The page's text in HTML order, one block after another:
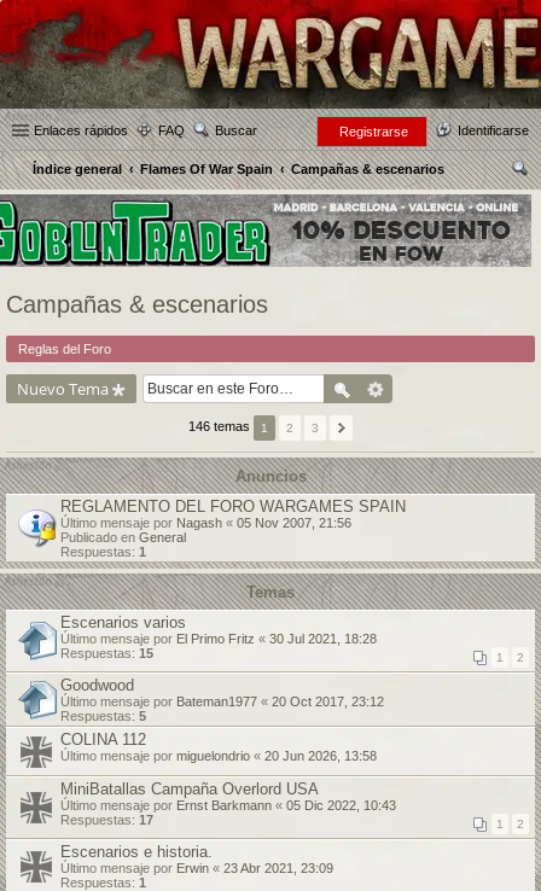
Enlaces rápidos FAQ Buscar Identificarse
Registrarse
Índice general Flames Of War Spain
Campañas & escenarios
us
car
Campañas & escenarios
Reglas del Foro
Nuevo Tema
146 temas 1 2 3
Anuncios
REGLAMENTO DEL FORO WARGAMES SPAIN
Último mensaje por Nagash « 05 Nov 2007, 21:56
Publicado en General
Respuestas: 1
Temas
Escenarios varios
Último mensaje por El Primo Fritz « 30 Jul 2021, 18:28
Respuestas: 15 1 2
Goodwood
Último mensaje por Bateman1977 « 20 Oct 2017, 23:12
Respuestas: 5
COLINA 112
Último mensaje por miguelondrio « 20 Jun 2026, 13:58
MiniBatallas Campaña Overlord USA
Último mensaje por Ernst Barkmann « 05 Dic 2022, 10:43
Respuestas: 17 1 2
Escenarios e historia.
Último mensaje por Erwin « 23 Abr 2021, 23:09
Respuestas: 1